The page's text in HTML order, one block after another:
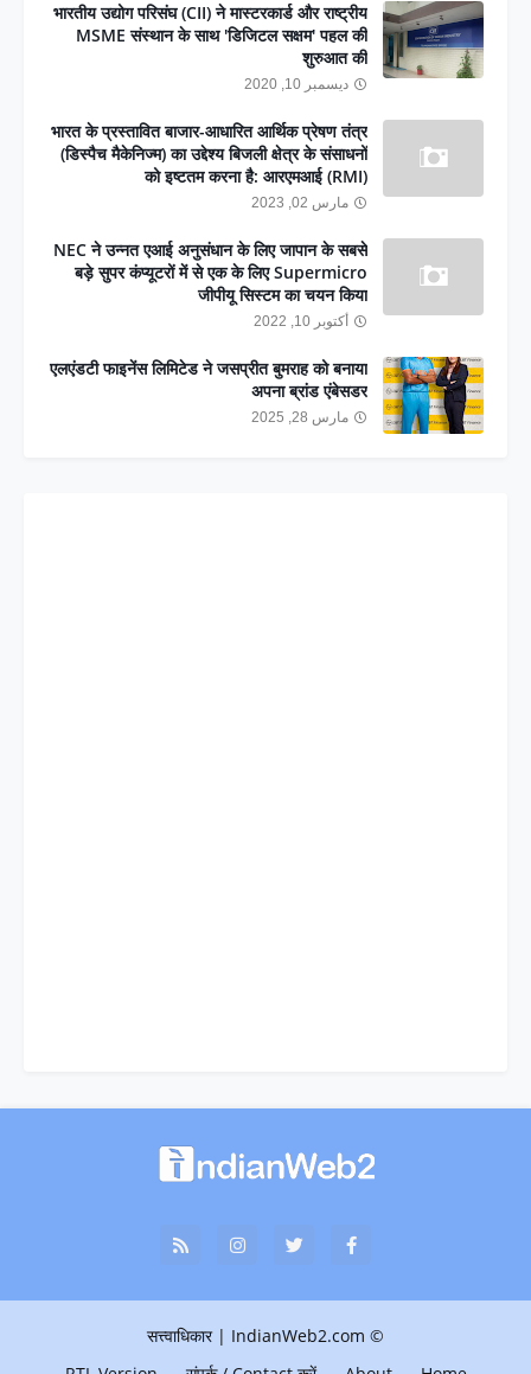
भारतीय उद्योग परिसंघ (CII) ने मास्टरकार्ड और राष्ट्रीय
MSME संस्थान के साथ 'डिजिटल सक्षम' पहल की
शुरुआत की
ديسمبر 10, 2020
भारत के प्रस्तावित बाजार-आधारित आर्थिक प्रेषण तंत्र
(डिस्पैच मैकेनिज्म) का उद्देश्य बिजली क्षेत्र के संसाधनों
को इष्टतम करना है: आरएमआई (RMI)
مارس 02, 2023
NEC ने उन्नत एआई अनुसंधान के लिए जापान के सबसे
बड़े सुपर कंप्यूटरों में से एक के लिए Supermicro
जीपीयू सिस्टम का चयन किया
أكتوبر 10, 2022
एलएंडटी फाइनेंस लिमिटेड ने जसप्रीत बुमराह को बनाया
अपना ब्रांड एंबेसडर
مارس 28, 2025
© सत्त्वाधिकार | IndianWeb2.com